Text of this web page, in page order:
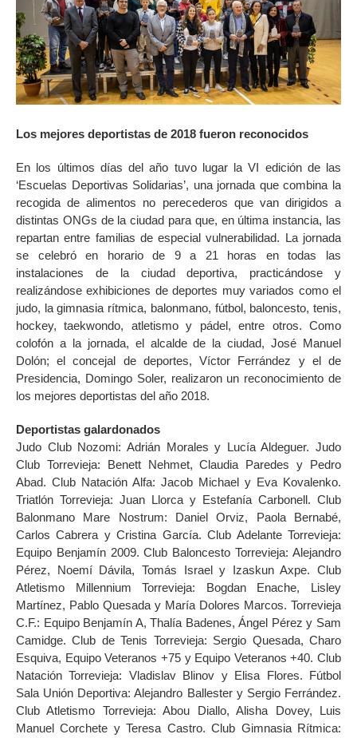
Los mejores deportistas de 2018 fueron reconocidos
En los últimos días del año tuvo lugar la VI edición de las
‘Escuelas Deportivas Solidarias’, una jornada que combina la
recogida de alimentos no perecederos que van dirigidos a
distintas ONGs de la ciudad para que, en última instancia, las
repartan entre familias de especial vulnerabilidad. La jornada
se celebró en horario de 9 a 21 horas en todas las
instalaciones de la ciudad deportiva, practicándose y
realizándose exhibiciones de deportes muy variados como el
judo, la gimnasia rítmica, balonmano, fútbol, baloncesto, tenis,
hockey, taekwondo, atletismo y pádel, entre otros. Como
colofón a la jornada, el alcalde de la ciudad, José Manuel
Dolón; el concejal de deportes, Víctor Ferrández y el de
Presidencia, Domingo Soler, realizaron un reconocimiento de
los mejores deportistas del año 2018.
Deportistas galardonados
Judo Club Nozomi: Adrián Morales y Lucía Aldeguer. Judo
Club Torrevieja: Benett Nehmet, Claudia Paredes y Pedro
Abad. Club Natación Alfa: Jacob Michael y Eva Kovalenko.
Triatlón Torrevieja: Juan Llorca y Estefanía Carbonell. Club
Balonmano Mare Nostrum: Daniel Orviz, Paola Bernabé,
Carlos Cabrera y Cristina García. Club Adelante Torrevieja:
Equipo Benjamín 2009. Club Baloncesto Torrevieja: Alejandro
Pérez, Noemí Dávila, Tomás Israel y Izaskun Axpe. Club
Atletismo Millennium Torrevieja: Bogdan Enache, Lisley
Martínez, Pablo Quesada y María Dolores Marcos. Torrevieja
C.F.: Equipo Benjamín A, Thalía Badenes, Ángel Pérez y Sam
Camidge. Club de Tenis Torrevieja: Sergio Quesada, Charo
Esquiva, Equipo Veteranos +75 y Equipo Veteranos +40. Club
Natación Torrevieja: Vladislav Blinov y Elisa Flores. Fútbol
Sala Unión Deportiva: Alejandro Ballester y Sergio Ferrández.
Club Atletismo Torrevieja: Abou Diallo, Alisha Dovey, Luis
Manuel Corchete y Teresa Castro. Club Gimnasia Rítmica: